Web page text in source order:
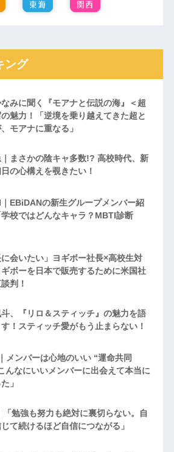
ング
みに聞く『モアナと伝説の海』＜超
の魅力！「逆境を乗り越えてきた超と
モアナに重なる」
まさかの陰キャ多数!? 高校時代、新
の心構えを覗きたい！
EBiDANの新生グループメンバー紹
校ではどんなキャラ？MBTI診断
に会いたい」ヨギボー社長×高校生対
ボーを日本で販売するために米国社
判！
、『リロ＆スティッチ』の魅力を語
す！スティッチ愛がもう止まらない！
メンバーは心地のいい “運命共同
んなにいいメンバーに出会えて本当に
」
「勉強も努力も絶対に裏切らない。自
て続けるほど自信につながる」